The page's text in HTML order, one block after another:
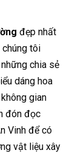
đẹp nhất
chúng tôi
chia sẻ
dáng hoa
gian
đón đọc
Vinh để có
vật liệu xây